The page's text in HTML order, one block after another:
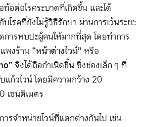
อต่อโรคระบาดที่เกิดขึ้น และได้
รคที่ยังไม่รู้วิธีรักษา ผ่านการเว้นระยะ
ารพบปะผู้คนให้มากที่สุด โดยทำการ
พงร้าน“หน้าต่างไวน์”หรือ
จึงได้ถือกำเนิดขึ้น ซึ่งช่องเล็ก ๆ ที่
แก้วไวน์ โดยมีความกว้าง 20
เซนติเมตร
รจำหน่ายไวน์ที่แตกต่างกันไป เช่น